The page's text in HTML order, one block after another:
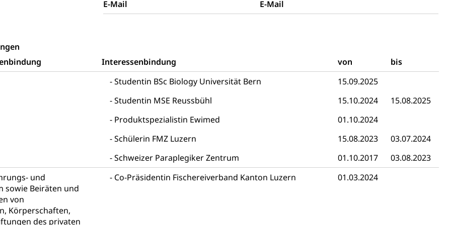
E-Mail
E-Mail
Interessenbindung von
bis
Studentin BSc Biology Universität Bern
15.09.2025
Studentin MSE Reussbühl
15.10.2024
15.08.2025
Produktspezialistin Ewimed
01.10.2024
Schülerin FMZ Luzern
15.08.2023
03.07.2024
Schweizer Paraplegiker Zentrum
01.10.2017
03.08.2023
und
sowie Beiräten und
von
Körperschaften,
des privaten
Co-Präsidentin Fischereiverband Kanton Luzern 01.03.2024
Aufgaben und Verfahren Kosten im Zivilprozess
Konkurs
Zahlungsunfähigkeit, Pfändung
Betreibungsämter Betreibungsverfahren
Stimm- und Wahlrecht, Stimmrecht, Abstimmungen, Wahlen, politische Parteien, Grundfreiheiten, Pluralismus
Einkommenssteuer, Kopfsteuer, Personalsteuer, Haushaltssteuer, Vermögenssteuer, Verrechnungssteuer, Quellensteuer,
Liegenschaftssteuer, Handänderungssteuer, Grundsteuer, Kirchensteuer, Gewerbesteuer, Vergnügungssteuer,
Verkehrssteuer, Erbschaftssteuer, Schenkungssteuer, Gewinn- und Kapitalsteuer
Schlichtungsstelle, Vermittlung, Schlichtung, Mediation